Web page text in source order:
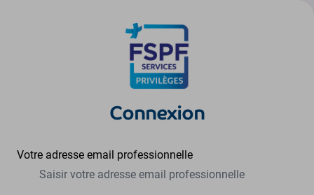
Connexion
Votre adresse email professionnelle